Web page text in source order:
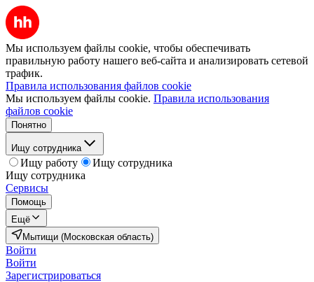
Мы используем файлы cookie, чтобы обеспечивать
правильную работу нашего веб-сайта и анализировать сетевой
трафик.
Правила использования файлов cookie
Мы используем файлы cookie. Правила использования
файлов cookie
Понятно
Ищу сотрудника
Ищу работу
Ищу сотрудника
Ищу сотрудника
Сервисы
Помощь
Ещё
Мытищи (Московская область)
Войти
Войти
Зарегистрироваться